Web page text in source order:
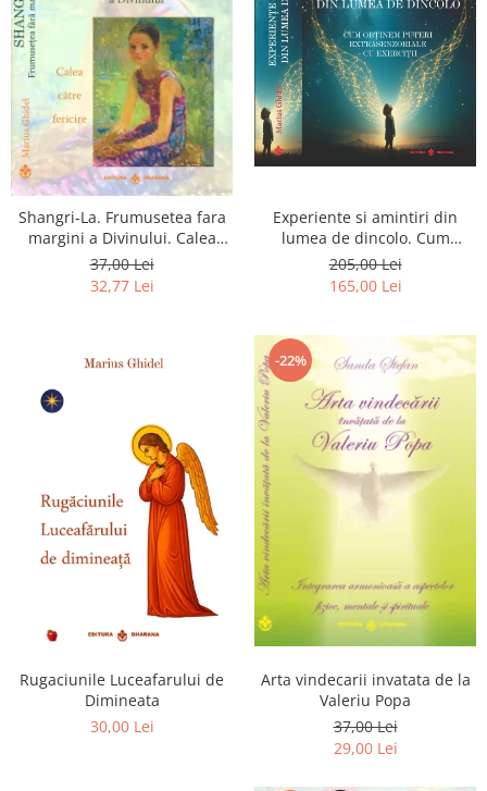
Shangri-La. Frumusetea fara
margini a Divinului. Calea
catre fericire
37,00 Lei
32,77 Lei
Experiente si amintiri din
lumea de dincolo. Cum
obtinem puteri
extrasenzoriale - cu exercitii
205,00 Lei
165,00 Lei
Rugaciunile Luceafarului de
Dimineata
30,00 Lei
-22%
Arta vindecarii invatata de la
Valeriu Popa
37,00 Lei
29,00 Lei